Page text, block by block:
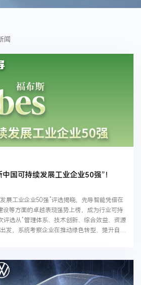
闻
国可持续发展工业企业50强”！
展工业企业50强”评选揭晓，先导智能凭借在
设等方面的卓越表现强势上榜，成为行业可持
评选从“管理体系、技术创新、综合效益、资源
发，系统考察企业在推动绿色转型、提升自主